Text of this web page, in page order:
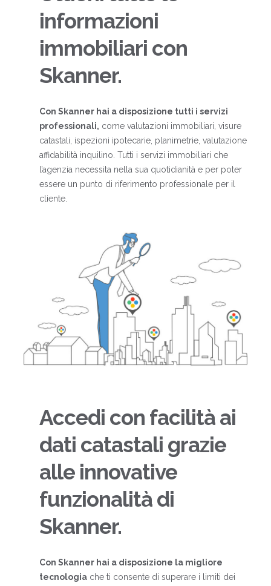
informazioni
immobiliari con
Skanner.
Con Skanner hai a disposizione tutti i servizi
professionali, come valutazioni immobiliari, visure
catastali, ispezioni ipotecarie, planimetrie, valutazione
affidabilità inquilino. Tutti i servizi immobiliari che
l’agenzia necessita nella sua quotidianità e per poter
essere un punto di riferimento professionale per il
cliente.
Accedi con facilità ai
dati catastali grazie
alle innovative
funzionalità di
Skanner.
Con Skanner hai a disposizione la migliore
tecnologia che ti consente di superare i limiti dei